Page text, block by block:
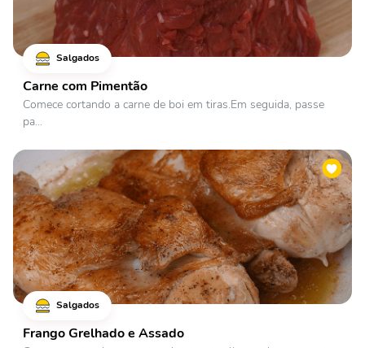
Salgados
Carne com Pimentão
Comece cortando a carne de boi em tiras.Em seguida, passe
pa...
Salgados
Frango Grelhado e Assado